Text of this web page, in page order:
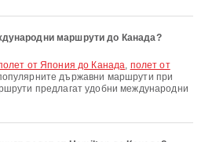
маршрути до Канада?
от Япония до Канада, полет от
държавни маршрути при
предлагат удобни международни